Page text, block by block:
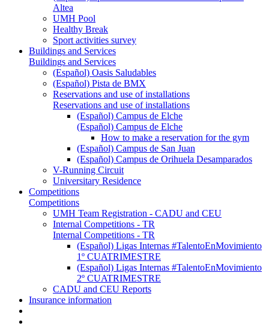
Altea
UMH Pool
Healthy Break
Sport activities survey
Buildings and Services
Buildings and Services
(Español) Oasis Saludables
(Español) Pista de BMX
Reservations and use of installations
Reservations and use of installations
(Español) Campus de Elche
(Español) Campus de Elche
How to make a reservation for the gym
(Español) Campus de San Juan
(Español) Campus de Orihuela Desamparados
V-Running Circuit
Universitary Residence
Competitions
Competitions
UMH Team Registration - CADU and CEU
Internal Competitions - TR
Internal Competitions - TR
(Español) Ligas Internas #TalentoEnMovimiento
1º CUATRIMESTRE
(Español) Ligas Internas #TalentoEnMovimiento
2º CUATRIMESTRE
CADU and CEU Reports
Insurance information